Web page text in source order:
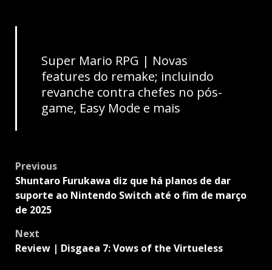
Super Mario RPG | Novas
features do remake; incluindo
revanche contra chefes no pós-
game, Easy Mode e mais
Post
navigation
Previous
Shuntaro Furukawa diz que há planos de dar
suporte ao Nintendo Switch até o fim de março
de 2025
Next
Review | Disgaea 7: Vows of the Virtueless